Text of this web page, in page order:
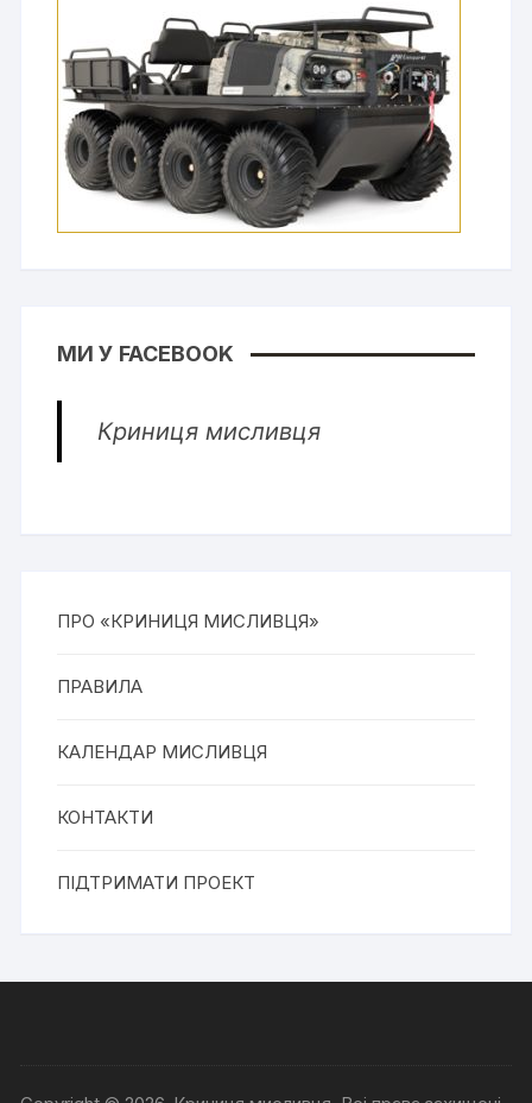
МИ У FACEBOOK
Криниця мисливця
ПРО «КРИНИЦЯ МИСЛИВЦЯ»
ПРАВИЛА
КАЛЕНДАР МИСЛИВЦЯ
КОНТАКТИ
ПІДТРИМАТИ ПРОЕКТ